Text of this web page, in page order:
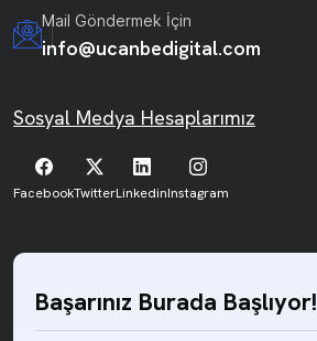
Mail Göndermek İçin
info@ucanbedigital.com
Sosyal Medya Hesaplarımız
FacebookTwitterLinkedinInstagram
Başarınız Burada Başlıyor!